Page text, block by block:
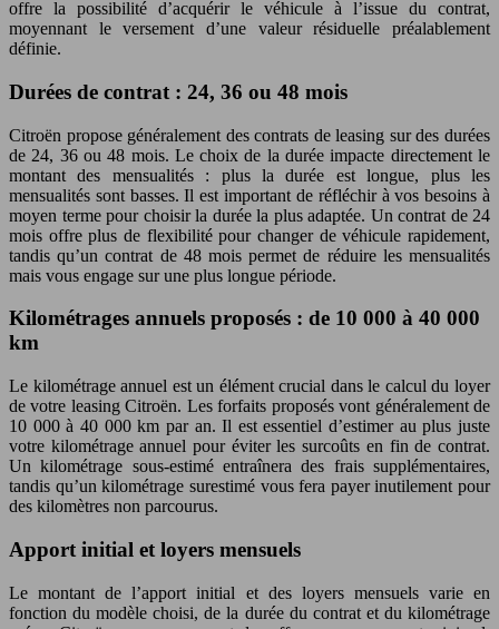
offre la possibilité d’acquérir le véhicule à l’issue du contrat,
moyennant le versement d’une valeur résiduelle préalablement
définie.
Durées de contrat : 24, 36 ou 48 mois
Citroën propose généralement des contrats de leasing sur des durées
de 24, 36 ou 48 mois. Le choix de la durée impacte directement le
montant des mensualités : plus la durée est longue, plus les
mensualités sont basses. Il est important de réfléchir à vos besoins à
moyen terme pour choisir la durée la plus adaptée. Un contrat de 24
mois offre plus de flexibilité pour changer de véhicule rapidement,
tandis qu’un contrat de 48 mois permet de réduire les mensualités
mais vous engage sur une plus longue période.
Kilométrages annuels proposés : de 10 000 à 40 000
km
Le kilométrage annuel est un élément crucial dans le calcul du loyer
de votre leasing Citroën. Les forfaits proposés vont généralement de
10 000 à 40 000 km par an. Il est essentiel d’estimer au plus juste
votre kilométrage annuel pour éviter les surcoûts en fin de contrat.
Un kilométrage sous-estimé entraînera des frais supplémentaires,
tandis qu’un kilométrage surestimé vous fera payer inutilement pour
des kilomètres non parcourus.
Apport initial et loyers mensuels
Le montant de l’apport initial et des loyers mensuels varie en
fonction du modèle choisi, de la durée du contrat et du kilométrage